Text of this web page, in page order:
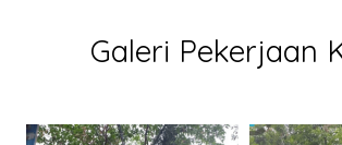
Galeri Pekerjaan